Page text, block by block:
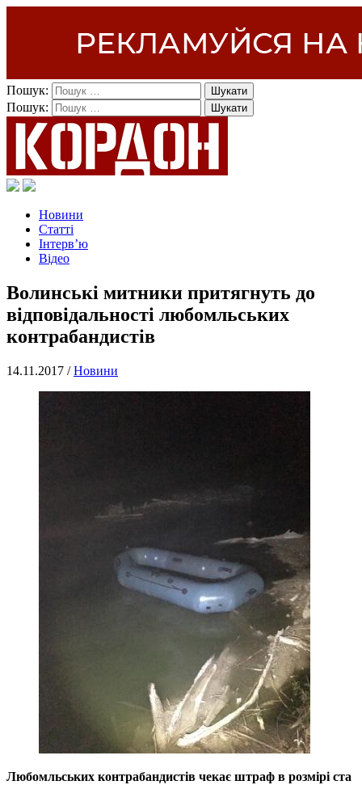
Пошук:
Пошук:
Новини
Статті
Інтерв’ю
Відео
Волинські митники притягнуть до
відповідальності любомльських
контрабандистів
14.11.2017 /Новини
Любомльських контрабандистів чекає штраф в розмірі ста